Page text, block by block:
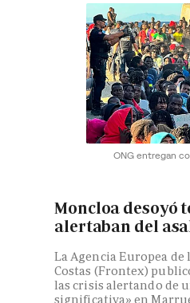
ONG entregan
Moncloa desoyó
alertaban del
La Agencia Europea
Costas (Frontex)
las crisis alertando de
significativa» en